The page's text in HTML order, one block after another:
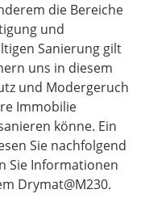
die Bereiche
und
Sanierung gilt
uns in diesem
und Modergeruch
Immobilie
könne. Ein
Sie nachfolgend
Sie Informationen
Drymat@M230.